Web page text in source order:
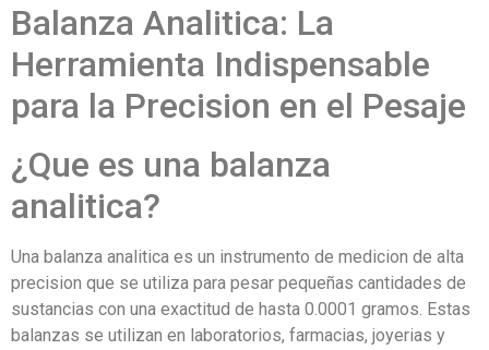
Balanza Analitica: La
Herramienta Indispensable
para la Precision en el Pesaje
¿Que es una balanza
analitica?
Una balanza analitica es un instrumento de medicion de alta
precision que se utiliza para pesar pequeñas cantidades de
sustancias con una exactitud de hasta 0.0001 gramos. Estas
balanzas se utilizan en laboratorios, farmacias, joyerias y